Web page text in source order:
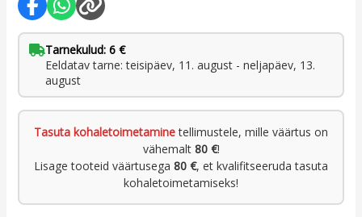
Tarnekulud: 6 €
Eeldatav tarne: teisipäev, 11. august - neljapäev, 13.
august
Tasuta kohaletoimetaminetellimustele, mille väärtus on
vähemalt 80 €!
Lisage tooteid väärtusega 80 €, et kvalifitseeruda tasuta
kohaletoimetamiseks!